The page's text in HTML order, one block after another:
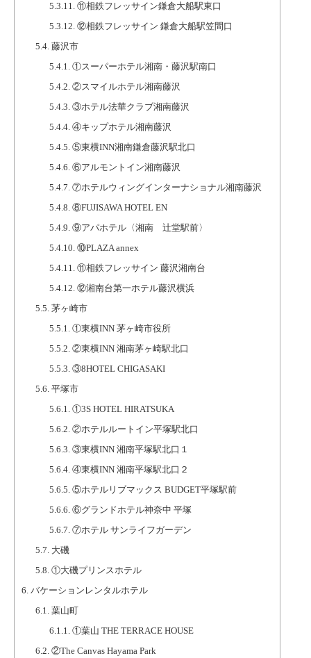
5.3.11.⑪相鉄フレッサイン鎌倉大船駅東口
5.3.12.⑫相鉄フレッサイン 鎌倉大船駅笠間口
5.4.藤沢市
5.4.1.①スーパーホテル湘南・藤沢駅南口
5.4.2.②スマイルホテル湘南藤沢
5.4.3.③ホテル法華クラブ湘南藤沢
5.4.4.④キップホテル湘南藤沢
5.4.5.⑤東横INN湘南鎌倉藤沢駅北口
5.4.6.⑥アルモントイン湘南藤沢
5.4.7.⑦ホテルウィングインターナショナル湘南藤沢
5.4.8.⑧FUJISAWA HOTEL EN
5.4.9.⑨アパホテル〈湘南 辻堂駅前〉
5.4.10.⑩PLAZA annex
5.4.11.⑪相鉄フレッサイン 藤沢湘南台
5.4.12.⑫湘南台第一ホテル藤沢横浜
5.5.茅ヶ崎市
5.5.1.①東横INN 茅ヶ崎市役所
5.5.2.②東横INN 湘南茅ヶ崎駅北口
5.5.3.③8HOTEL CHIGASAKI
5.6.平塚市
5.6.1.①3S HOTEL HIRATSUKA
5.6.2.②ホテルルートイン平塚駅北口
5.6.3.③東横INN 湘南平塚駅北口１
5.6.4.④東横INN 湘南平塚駅北口２
5.6.5.⑤ホテルリブマックス BUDGET平塚駅前
5.6.6.⑥グランドホテル神奈中 平塚
5.6.7.⑦ホテル サンライフガーデン
5.7.大磯
5.8.①大磯プリンスホテル
6. バケーションレンタルホテル
6.1.葉山町
6.1.1.①葉山 THE TERRACE HOUSE
6.2.②The Canvas Hayama Park